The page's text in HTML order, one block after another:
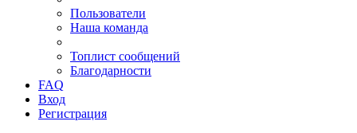
Пользователи
Наша команда
Топлист сообщений
Благодарности
FAQ
Вход
Регистрация